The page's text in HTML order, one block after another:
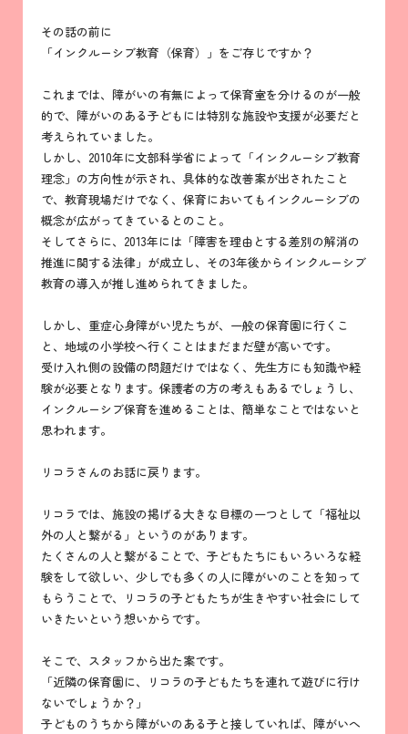
その話の前に
「インクルーシブ教育（保育）」をご存じですか？
これまでは、障がいの有無によって保育室を分けるのが一般
的で、障がいのある子どもには特別な施設や支援が必要だと
考えられていました。
しかし、2010年に文部科学省によって「インクルーシブ教育
理念」の方向性が示され、具体的な改善案が出されたこと
で、教育現場だけでなく、保育においてもインクルーシブの
概念が広がってきているとのこと。
そしてさらに、2013年には「障害を理由とする差別の解消の
推進に関する法律」が成立し、その3年後からインクルーシブ
教育の導入が推し進められてきました。
しかし、重症心身障がい児たちが、一般の保育園に行くこ
と、地域の小学校へ行くことはまだまだ壁が高いです。
受け入れ側の設備の問題だけではなく、先生方にも知識や経
験が必要となります。保護者の方の考えもあるでしょうし、
インクルーシブ保育を進めることは、簡単なことではないと
思われます。
リコラさんのお話に戻ります。
リコラでは、施設の掲げる大きな目標の一つとして「福祉以
外の人と繋がる」というのがあります。
たくさんの人と繋がることで、子どもたちにもいろいろな経
験をして欲しい、少しでも多くの人に障がいのことを知って
もらうことで、リコラの子どもたちが生きやすい社会にして
いきたいという想いからです。
そこで、スタッフから出た案です。
「近隣の保育園に、リコラの子どもたちを連れて遊びに行け
ないでしょうか？」
子どものうちから障がいのある子と接していれば、障がいへ